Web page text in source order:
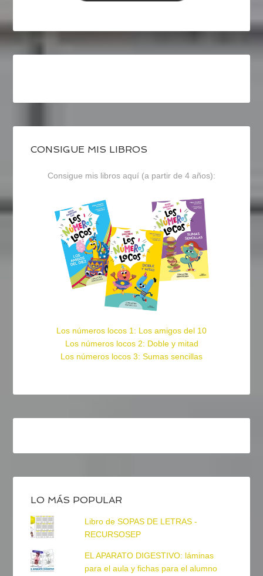
CONSIGUE MIS LIBROS
Consigue mis libros aquí (a partir de 4 años):
Los números locos 1: Los amigos del 10
Los números locos 2: Doble y mitad
Los números locos 3: Sumas sencillas
LO MÁS POPULAR
Libro de SOPAS DE LETRAS -
RECURSOSEP
EL APARATO DIGESTIVO: láminas
para el aula y fichas para el alumno